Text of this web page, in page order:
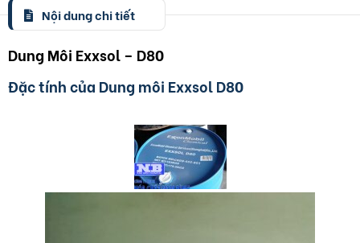
Nội dung chi tiết
Dung Môi Exxsol – D80
Đặc tính của Dung môi Exxsol D80